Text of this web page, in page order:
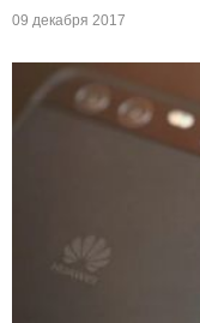
09 декабря 2017